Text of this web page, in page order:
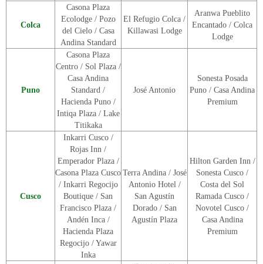
Colca
Casona Plaza
Ecolodge / Pozo
del Cielo / Casa
Andina Standard
El Refugio Colca /
Killawasi Lodge
Aranwa Pueblito
Encantado / Colca
Lodge
Puno
Casona Plaza
Centro / Sol Plaza /
Casa Andina
Standard /
Hacienda Puno /
Intiqa Plaza / Lake
Titikaka
José Antonio
Sonesta Posada
Puno / Casa Andina
Premium
Cusco
Inkarri Cusco /
Rojas Inn /
Emperador Plaza /
Casona Plaza Cusco
/ Inkarri Regocijo
Boutique / San
Francisco Plaza /
Andén Inca /
Hacienda Plaza
Regocijo / Yawar
Inka
Terra Andina / José
Antonio Hotel /
San Agustín
Dorado / San
Agustín Plaza
Hilton Garden Inn /
Sonesta Cusco /
Costa del Sol
Ramada Cusco /
Novotel Cusco /
Casa Andina
Premium